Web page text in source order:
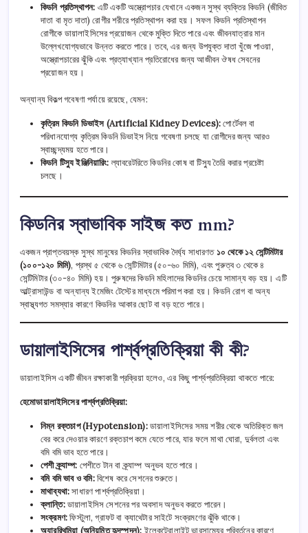
কিডনি প্রতিস্থাপন: এটি একটি অস্ত্রোপচার যেখানে একজন সুস্থ ব্যক্তির কিডনি (জীবিত
দাতা বা মৃত দাতা) রোগীর শরীরে প্রতিস্থাপন করা হয়। সফল কিডনি প্রতিস্থাপন
রোগীকে ডায়ালাইসিসের প্রয়োজন থেকে মুক্তি দিতে পারে এবং জীবনযাত্রার মান
উল্লেখযোগ্যভাবে উন্নত করতে পারে। তবে, এর জন্য উপযুক্ত দাতা খুঁজে পাওয়া,
অস্ত্রোপচারের ঝুঁকি এবং প্রত্যাখ্যান প্রতিরোধের জন্য আজীবন ঔষধ সেবনের
প্রয়োজন হয়।
অন্যান্য বিকল্প গবেষণা পর্যায়ে রয়েছে, যেমন:
কৃত্রিম কিডনি ডিভাইস (Artificial Kidney Devices):পোর্টেবল বা
পরিধানযোগ্য কৃত্রিম কিডনি ডিভাইস নিয়ে গবেষণা চলছে যা রোগীদের জন্য আরও
স্বাচ্ছন্দ্যময় হতে পারে।
কিডনি টিস্যু ইঞ্জিনিয়ারিং:ল্যাবরেটরিতে কিডনির কোষ বা টিস্যু তৈরি করার প্রচেষ্টা
চলছে।
কিডনির স্বাভাবিক সাইজ কত mm?
একজন প্রাপ্তবয়স্ক সুস্থ মানুষের কিডনির স্বাভাবিক দৈর্ঘ্য সাধারণত ১০ থেকে ১২ সেন্টিমিটার
(১০০-১২০ মিমি), প্রস্থ ৫ থেকে ৬ সেন্টিমিটার (৫০-৬০ মিমি), এবং পুরুত্ব ৩ থেকে ৪
সেন্টিমিটার (৩০-৪০ মিমি) হয়। পুরুষদের কিডনি মহিলাদের কিডনির চেয়ে সামান্য বড় হয়। এটি
আল্ট্রাসাউন্ড বা অন্যান্য ইমেজিং টেস্টের মাধ্যমে পরিমাপ করা হয়। কিডনি রোগ বা অন্য
স্বাস্থ্যগত সমস্যার কারণে কিডনির আকার ছোট বা বড় হতে পারে।
ডায়ালাইসিসের পার্শ্বপ্রতিক্রিয়া কী কী?
ডায়ালাইসিস একটি জীবন রক্ষাকারী প্রক্রিয়া হলেও, এর কিছু পার্শ্বপ্রতিক্রিয়া থাকতে পারে:
হেমোডায়ালাইসিসের পার্শ্বপ্রতিক্রিয়া:
নিম্ন রক্তচাপ (Hypotension):ডায়ালাইসিসের সময় শরীর থেকে অতিরিক্ত জল
বের করে দেওয়ার কারণে রক্তচাপ কমে যেতে পারে, যার ফলে মাথা ঘোরা, দুর্বলতা এবং
বমি বমি ভাব হতে পারে।
পেশী ক্র্যাম্প: পেশীতে টান বা ক্র্যাম্প অনুভব হতে পারে।
বমি বমি ভাব ও বমি:বিশেষ করে সেশনের শুরুতে।
মাথাব্যথা:সাধারণ পার্শ্বপ্রতিক্রিয়া।
ক্লান্তি:ডায়ালাইসিস সেশনের পর অবসাদ অনুভব করতে পারেন।
সংক্রমণ:ফিস্টুলা, গ্রাফট বা ক্যাথেটার সাইটে সংক্রমণের ঝুঁকি থাকে।
অ্যাররিথমিয়া (অনিয়মিত হৃদস্পন্দন):ইলেকট্রোলাইট ভারসাম্যের পরিবর্তনের কারণে